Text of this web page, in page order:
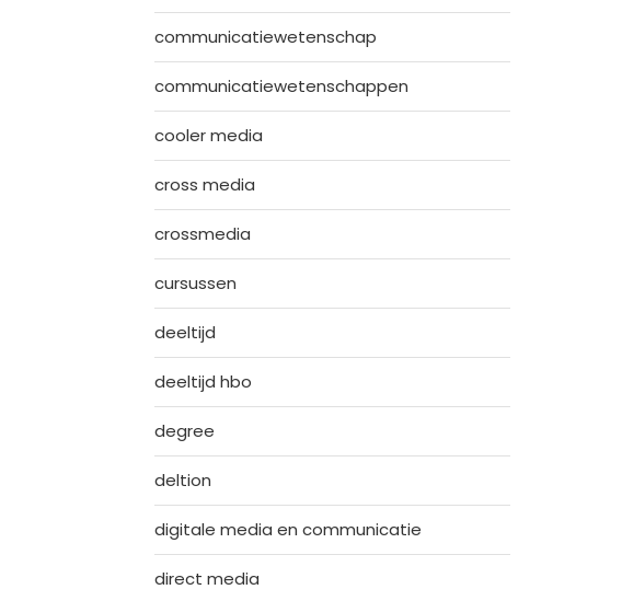
communicatiewetenschap
communicatiewetenschappen
cooler media
cross media
crossmedia
cursussen
deeltijd
deeltijd hbo
degree
deltion
digitale media en communicatie
direct media